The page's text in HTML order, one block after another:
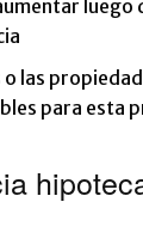
luego
o las
para esta